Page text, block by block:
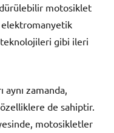
motosiklet
elektromanyetik
gibi ileri
zamanda,
de sahiptir.
motosikletler